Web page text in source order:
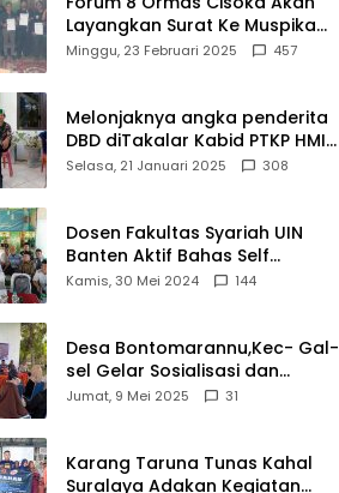
Layangkan Surat Ke Muspika
Atas Adanya Kantor Matel di
Minggu, 23 Februari 2025 457
Melonjaknya angka penderita
DBD diTakalar Kabid PTKP HMI
Cab.Takalar angkat bicara
Selasa, 21 Januari 2025 308
Dosen Fakultas Syariah UIN
Banten Aktif Bahas Self
Declare Halal dalam Forum
Kamis, 30 Mei 2024 144
Desa Bontomarannu,Kec- Gal-
sel Gelar Sosialisasi dan
Bimtek Pemutakhiran Data ID
Jumat, 9 Mei 2025 31
Karang Taruna Tunas Kahal
Suralaya Adakan Kegiatan